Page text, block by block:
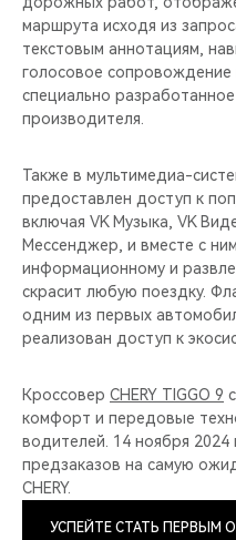
маршрута исходя из
текстовым аннотациям,
голосовое
специально
производителя.
Также в мультимедиа-
предоставлен доступ к
включая VK Музыка, VK
Мессенджер, и вместе с
информационному и
скрасит любую поездку.
одним из первых
реализован доступ к
Кроссовер CHERY TIGGO 9
комфорт и передовые
водителей. 14 ноября 2024
предзаказов на самую
CHERY.
УСПЕЙТЕ СТАТЬ ПЕРВЫМ